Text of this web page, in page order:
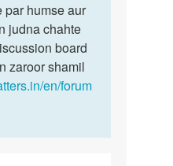
par humse aur
judna chahte
board
zaroor shamil
en/forum